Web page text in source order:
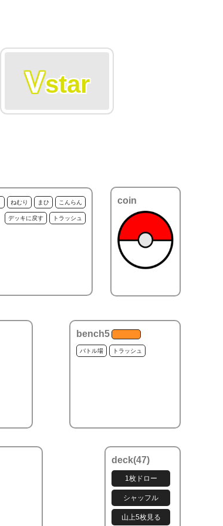
Vstar
ねむり まひ こんらん
デッキに戻す トラッシュ
coin
bench5
バトル場 トラッシュ
deck(47)